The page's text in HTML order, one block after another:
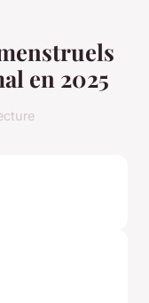
en 2025